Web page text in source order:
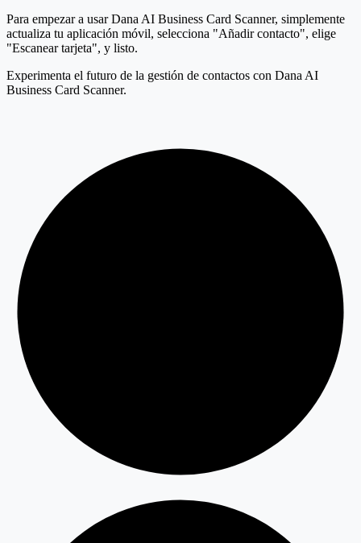
Para empezar a usar Dana AI Business Card Scanner, simplemente
actualiza tu aplicación móvil, selecciona "Añadir contacto", elige
"Escanear tarjeta", y listo.
Experimenta el futuro de la gestión de contactos con Dana AI
Business Card Scanner.